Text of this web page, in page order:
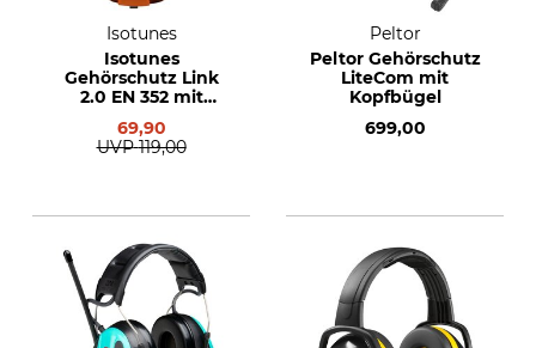
Isotunes
Isotunes
Gehörschutz Link
2.0 EN 352 mit
69,90
UVP 119,00
Peltor
Peltor Gehörschutz
LiteCom mit
Kopfbügel
699,00